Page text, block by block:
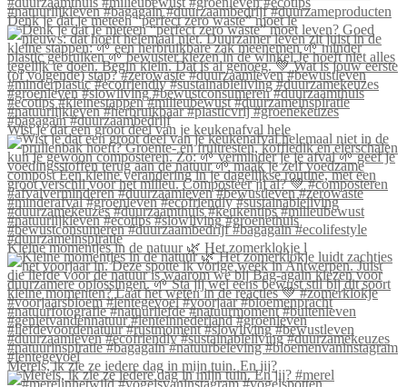
Denk je dat je meteen “perfect zero waste” moet le
Wist je dat een groot deel van je keukenafval hele
Kleine momentjes in de natuur 🌿 Het zomerklokje l
Merels, ik zie ze iedere dag in mijn tuin. En jij?